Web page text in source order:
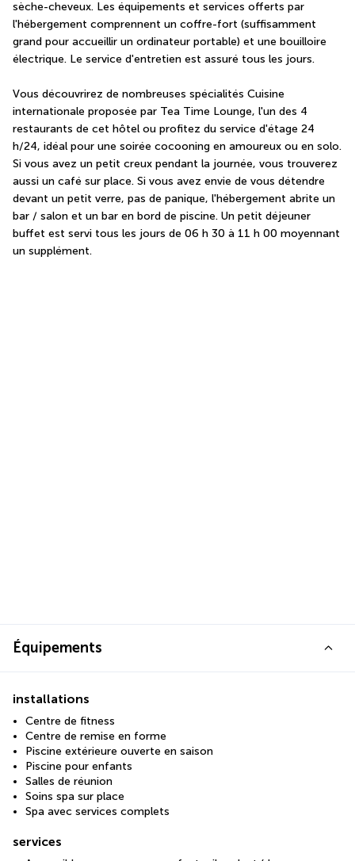
sèche-cheveux. Les équipements et services offerts par
l'hébergement comprennent un coffre-fort (suffisamment
grand pour accueillir un ordinateur portable) et une bouilloire
électrique. Le service d'entretien est assuré tous les jours.
Vous découvrirez de nombreuses spécialités Cuisine
internationale proposée par Tea Time Lounge, l'un des 4
restaurants de cet hôtel ou profitez du service d'étage 24
h/24, idéal pour une soirée cocooning en amoureux ou en solo.
Si vous avez un petit creux pendant la journée, vous trouverez
aussi un café sur place. Si vous avez envie de vous détendre
devant un petit verre, pas de panique, l'hébergement abrite un
bar / salon et un bar en bord de piscine. Un petit déjeuner
buffet est servi tous les jours de 06 h 30 à 11 h 00 moyennant
un supplément.
Équipements
installations
Centre de fitness
Centre de remise en forme
Piscine extérieure ouverte en saison
Piscine pour enfants
Salles de réunion
Soins spa sur place
Spa avec services complets
services